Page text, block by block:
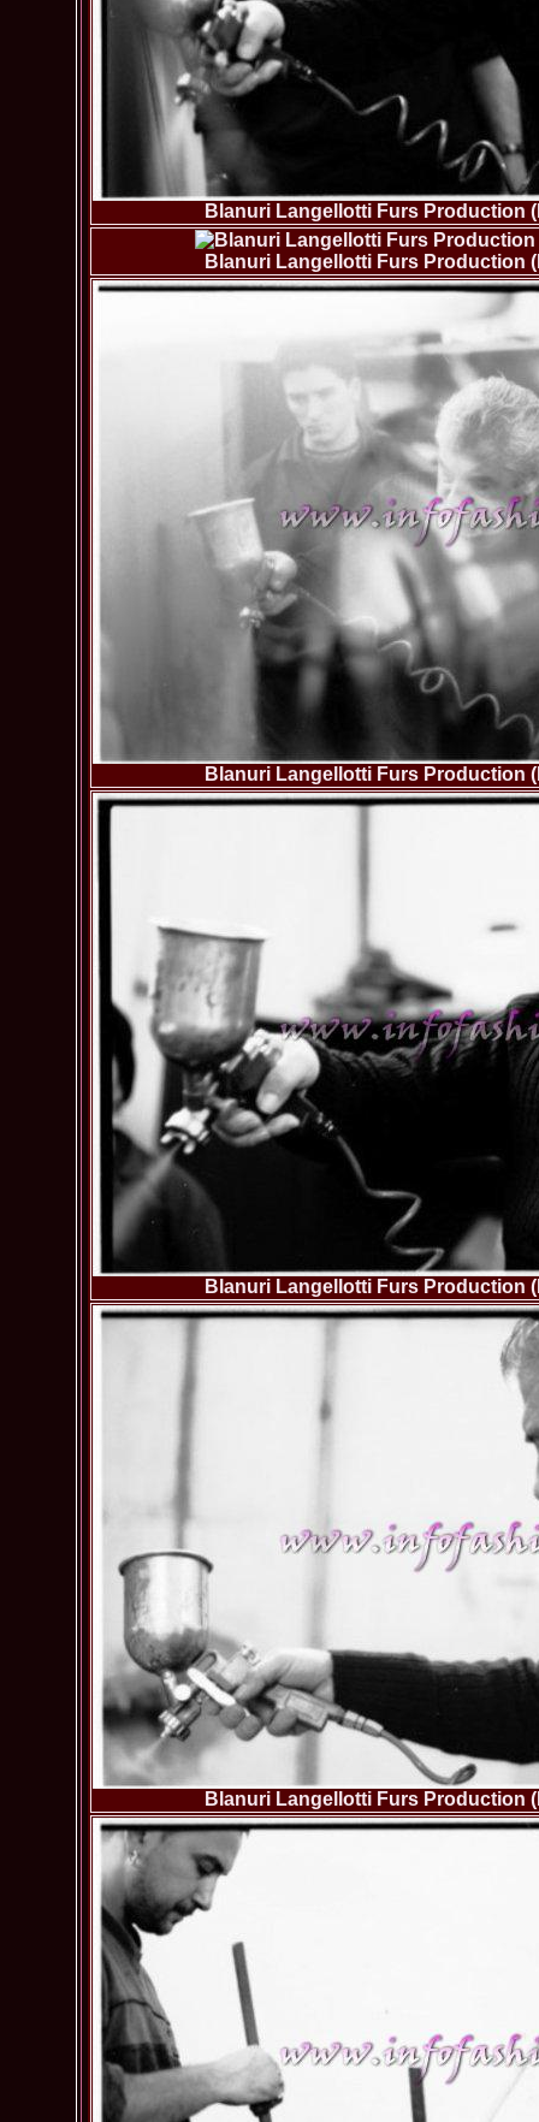
Blanuri Langellotti Furs Production
Blanuri Langellotti Furs Production
Blanuri Langellotti Furs Production
Blanuri Langellotti Furs Production
Blanuri Langellotti Furs Production